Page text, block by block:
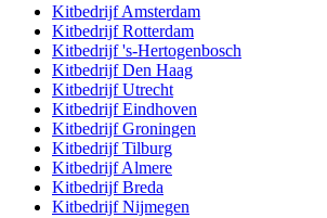
KitbedrijfAmsterdam
KitbedrijfRotterdam
Kitbedrijf's-Hertogenbosch
KitbedrijfDen Haag
KitbedrijfUtrecht
KitbedrijfEindhoven
KitbedrijfGroningen
KitbedrijfTilburg
KitbedrijfAlmere
KitbedrijfBreda
KitbedrijfNijmegen